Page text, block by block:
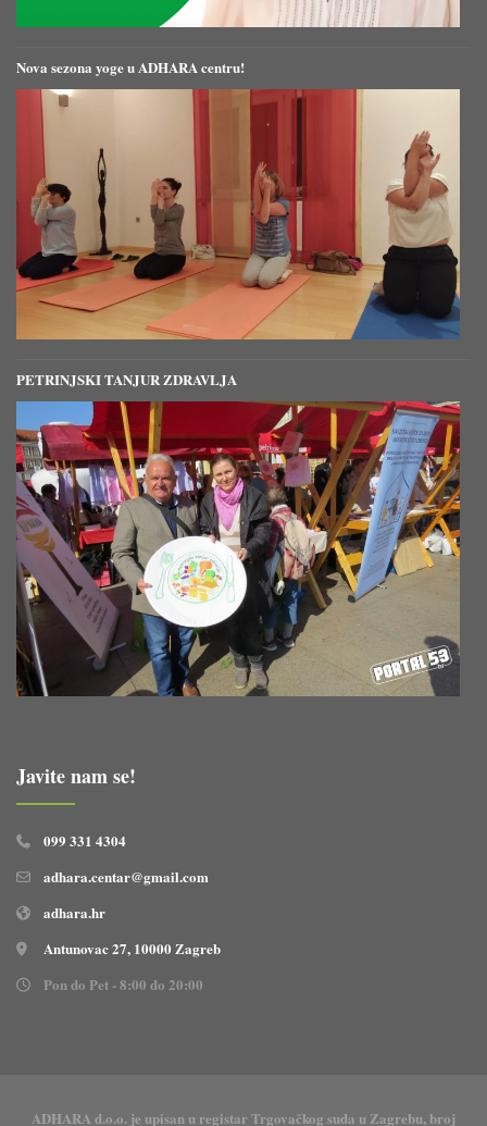
Nova sezona yoge u ADHARA centru!
PETRINJSKI TANJUR ZDRAVLJA
Javite nam se!
099 331 4304
adhara.centar@gmail.com
adhara.hr
Antunovac 27, 10000 Zagreb
Pon do Pet - 8:00 do 20:00
ADHARA d.o.o. je upisan u registar Trgovačkog suda u Zagrebu, broj